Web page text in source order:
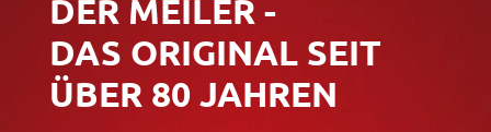
DER MEILER -
DAS ORIGINAL SEIT
ÜBER 80 JAHREN